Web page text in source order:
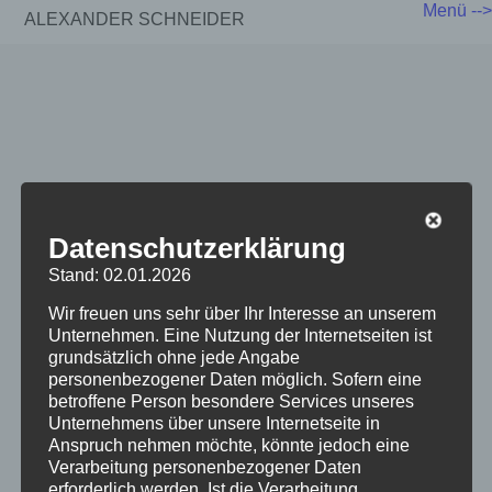
ALEXANDER SCHNEIDER Menü -->
Datenschutzerklärung
Stand: 02.01.2026
Wir freuen uns sehr über Ihr Interesse an unserem
Unternehmen. Eine Nutzung der Internetseiten ist
grundsätzlich ohne jede Angabe
personenbezogener Daten möglich. Sofern eine
betroffene Person besondere Services unseres
Unternehmens über unsere Internetseite in
Anspruch nehmen möchte, könnte jedoch eine
Verarbeitung personenbezogener Daten